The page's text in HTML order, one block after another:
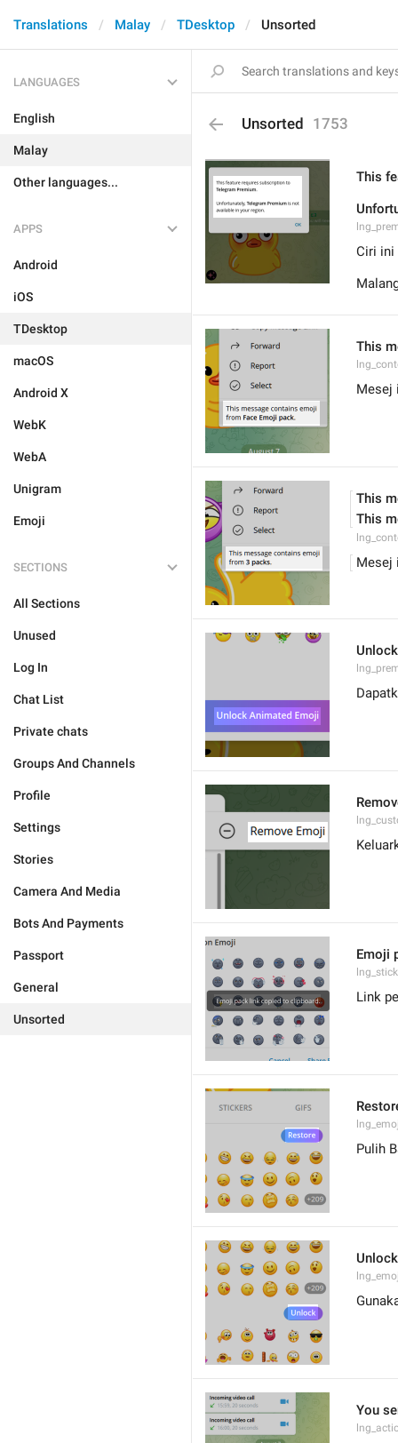
Translations Malay TDesktop Unsorted
LANGUAGES
English
Malay
Other languages...
APPS
Android
iOS
TDesktop
macOS
Android X
WebK
WebA
Unigram
Emoji
SECTIONS
All Sections
Unused
Log In
Chat List
Private chats
Groups And Channels
Profile
Settings
Stories
Camera And Media
Bots And Payments
Passport
General
Unsorted
Unsorted 1753
This
Ciri ini
This
Mesej
This
This
Mesej
Emoji
Link
Pulih
Unlock
You